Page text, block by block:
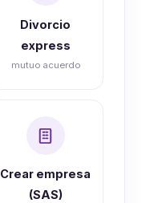
Divorcio
express
mutuo acuerdo
Crear empresa
(SAS)